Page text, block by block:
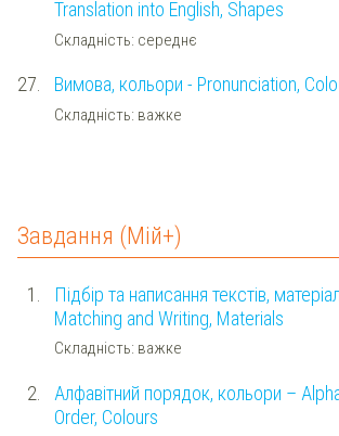
Translation into English, Shapes
Складність: середнє
27. Вимова, кольори - Pronunciation,
Складність: важке
Завдання (Мій+)
1.
Підбір та написання текстів,
Matching and Writing, Materials
Складність: важке
2.
Алфавітний порядок, кольори –
Order, Colours